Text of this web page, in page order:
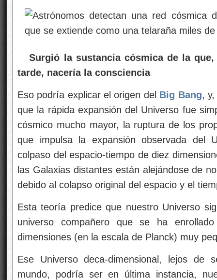
Surgió la sustancia cósmica de la
tarde, nacería la consciencia
Eso podría explicar el origen del Big Bang,
que la rápida expansión del Universo fue
cósmico mucho mayor, la ruptura de los
que impulsa la expansión observada del
colpaso del espacio-tiempo de diez
las Galaxias distantes están alejándose de
debido al colapso original del espacio y el
Esta teoría predice que nuestro Universo
universo compañero que se ha
dimensiones (en la escala de Planck) muy
Ese Universo deca-dimensional, lejos de
mundo, podría ser en última instancia,